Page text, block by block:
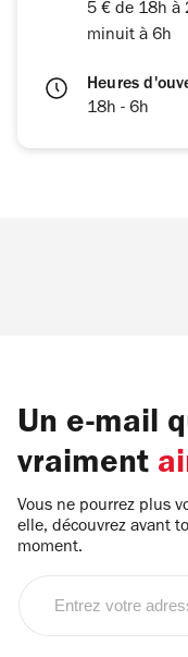
5 € de 18h à
minuit à 6h
Heures
18h - 6h
Un e-mail
vraiment
Vous ne pourrez plus
elle, découvrez avant
moment.